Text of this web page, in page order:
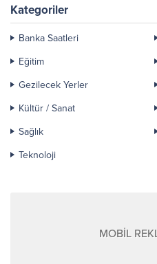
Kategoriler
Banka Saatleri
Eğitim
Gezilecek Yerler
Kültür / Sanat
Sağlık
Teknoloji
MOBİL